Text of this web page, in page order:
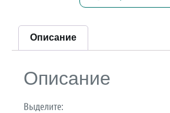
Описание
Описание
Выделите: